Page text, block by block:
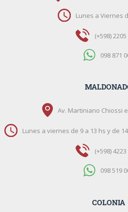
Lunes a Viernes
(+598) 2205
098 871
Av. Martiniano Chiossi
Lunes a viernes de 9 a 13 hs y de
(+598)
098 519
COLONIA